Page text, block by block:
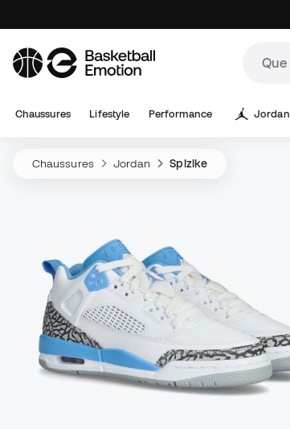
Chaussures Lifestyle Performance Jordan
Chaussures Jordan Spizike